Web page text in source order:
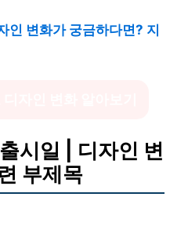
인 변화가 궁금하다면? 지
시일 | 디자인 변
부제목